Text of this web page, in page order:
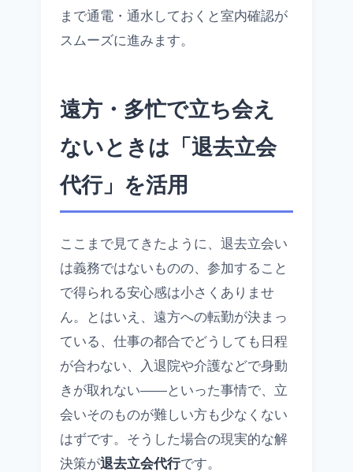
まで通電・通水しておくと室内確認が
スムーズに進みます。
遠方・多忙で立ち会え
ないときは「退去立会
代行」を活用
ここまで見てきたように、退去立会い
は義務ではないものの、参加すること
で得られる安心感は小さくありませ
ん。とはいえ、遠方への転勤が決まっ
ている、仕事の都合でどうしても日程
が合わない、入退院や介護などで身動
きが取れない——といった事情で、立
会いそのものが難しい方も少なくない
はずです。そうした場合の現実的な解
決策が退去立会代行です。